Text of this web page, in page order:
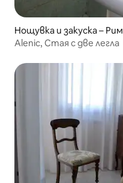
Нощувка и закуска – Рим
Alenic, Стая с две легла